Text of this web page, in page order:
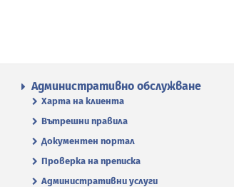
Административно обслужване
Харта на клиента
Вътрешни правила
Документен портал
Проверка на преписка
Административни услуги